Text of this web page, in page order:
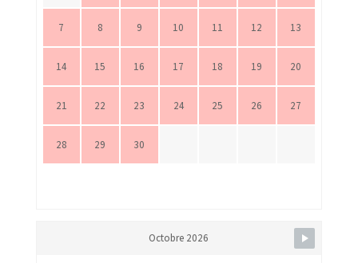
7 8 9 10 11 12 13
14 15 16 17 18 19 20
21 22 23 24 25 26 27
28 29 30
Octobre 2026